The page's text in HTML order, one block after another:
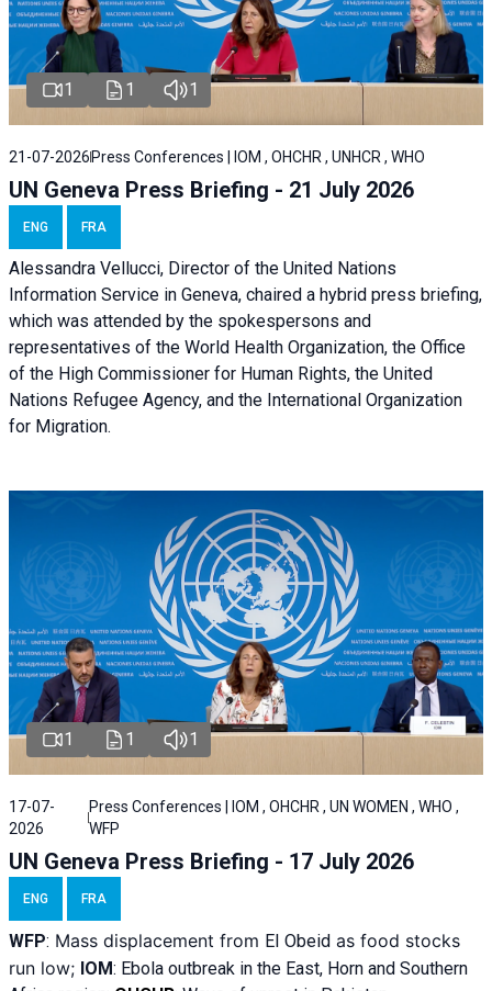
1 1 1
21-07-2026 Press Conferences | IOM , OHCHR , UNHCR , WHO
UN Geneva Press Briefing - 21 July 2026
ENG FRA
Alessandra Vellucci, Director of the United Nations
Information Service in Geneva, chaired a hybrid press briefing,
which was attended by the spokespersons and
representatives of the World Health Organization, the Office
of the High Commissioner for Human Rights, the United
Nations Refugee Agency, and the International Organization
for Migration.
1 1 1
17-07-
2026
Press Conferences | IOM , OHCHR , UN WOMEN , WHO ,
WFP
UN Geneva Press Briefing - 17 July 2026
ENG FRA
WFP: Mass displacement from El Obeid as food stocks
run low; IOM: Ebola outbreak in the East, Horn and Southern